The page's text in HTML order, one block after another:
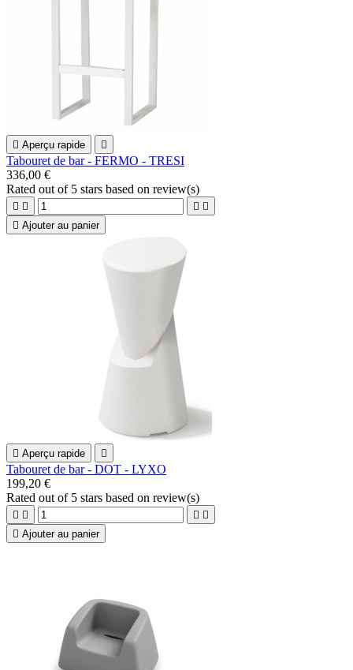
 Aperçu rapide 
Tabouret de bar - FERMO - TRESI
336,00 €
Rated out of 5 stars based on review(s)
   
 Ajouter au panier
 Aperçu rapide 
Tabouret de bar - DOT - LYXO
199,20 €
Rated out of 5 stars based on review(s)
   
 Ajouter au panier